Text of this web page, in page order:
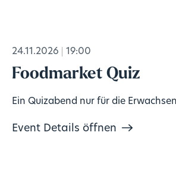
24.11.2026 19:00
Foodmarket Quiz
Ein Quizabend nur für die
Event Details öffnen